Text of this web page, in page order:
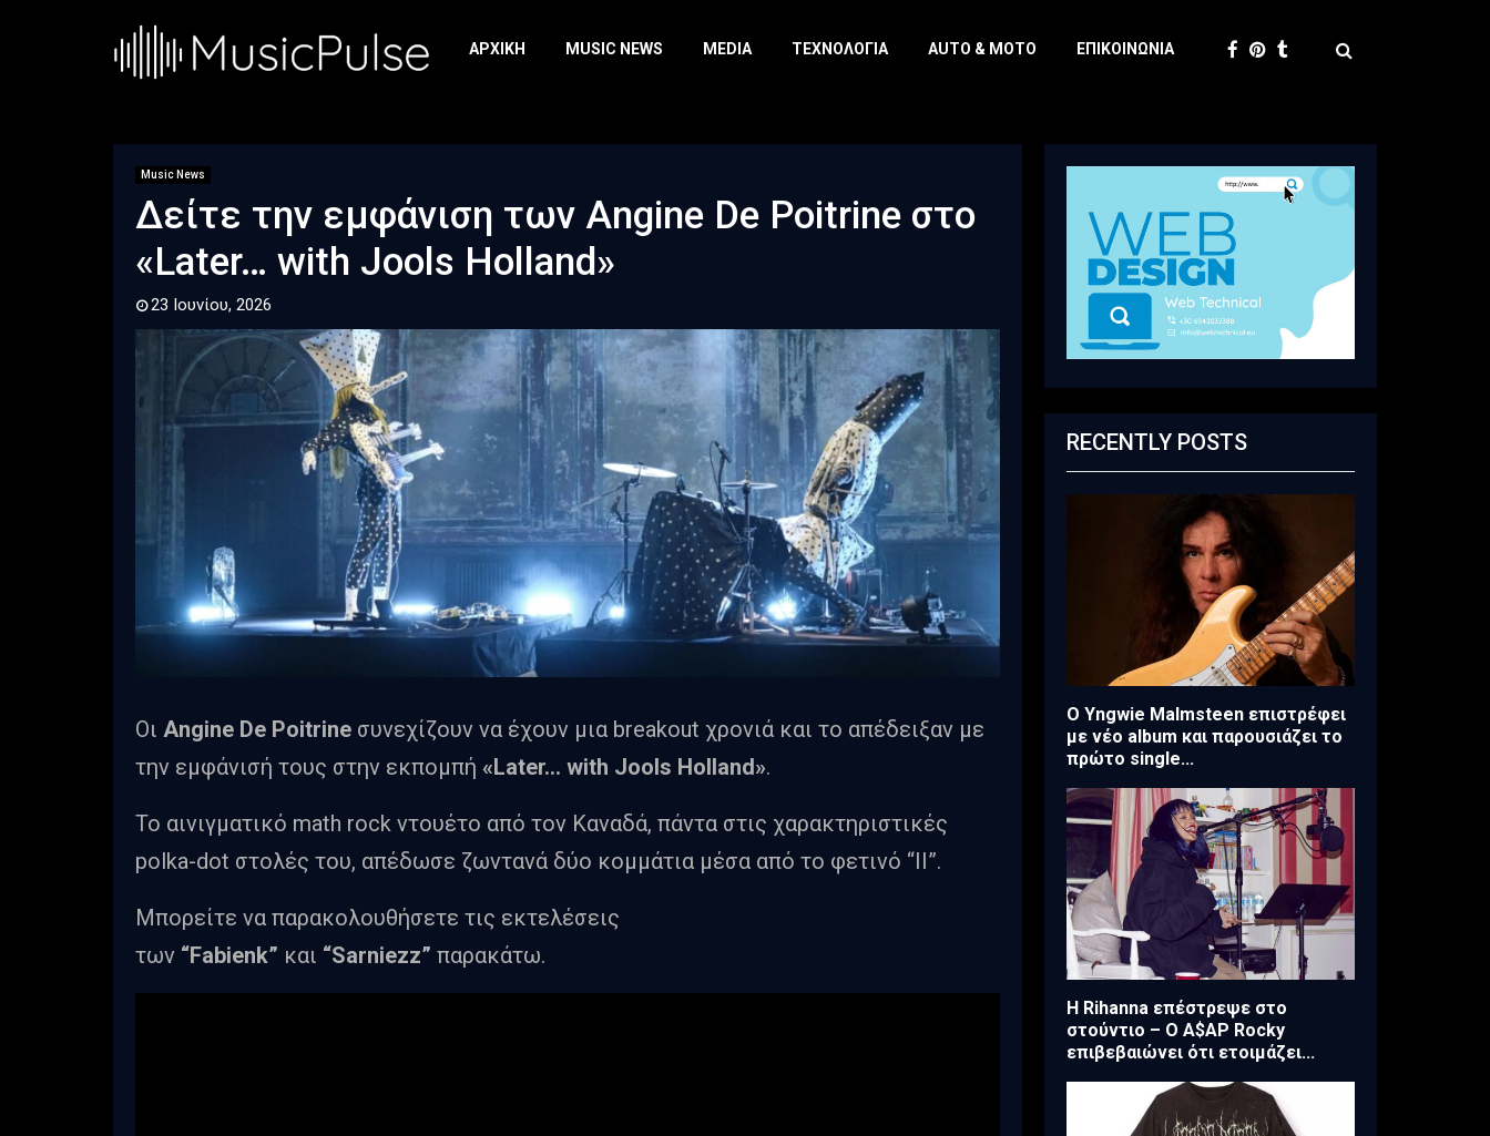
ΑΡΧΙΚΉ MUSIC NEWS MEDIA ΤΕΧΝΟΛΟΓΊΑ AUTO & MOTO ΕΠΙΚΟΙΝΩΝΊΑ
Music News
Δείτε την εμφάνιση των Angine De Poitrine στο
«Later… with Jools Holland»
23 Ιουνίου, 2026
Οι Angine De Poitrine συνεχίζουν να έχουν μια breakout χρονιά και το απέδειξαν με
την εμφάνισή τους στην εκπομπή «Later… with Jools Holland».
Το αινιγματικό math rock ντουέτο από τον Καναδά, πάντα στις χαρακτηριστικές
polka-dot στολές του, απέδωσε ζωντανά δύο κομμάτια μέσα από το φετινό “II”.
Μπορείτε να παρακολουθήσετε τις εκτελέσεις
των “Fabienk” και “Sarniezz” παρακάτω.
RECENTLY POSTS
Ο Yngwie Malmsteen επιστρέφει
με νέο album και παρουσιάζει το
πρώτο single...
Η Rihanna επέστρεψε στο
στούντιο – O A$AP Rocky
επιβεβαιώνει ότι ετοιμάζει...